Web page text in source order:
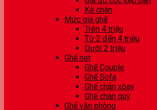
Kê chân
Mức giá ghế
Trên 4 triệu
Từ 2 đến 4 triệu
Dưới 2 triệu
Ghế net
Ghế Couple
Ghế Sofa
Ghế chân xoay
Ghế chân quỳ
Ghế văn phòng